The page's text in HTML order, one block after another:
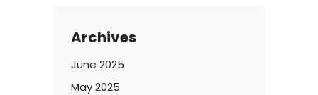
Archives
June 2025
May 2025